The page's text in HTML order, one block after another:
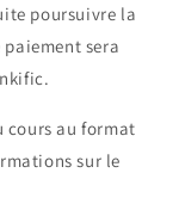
poursuivre la
sera
cours au format
sur le